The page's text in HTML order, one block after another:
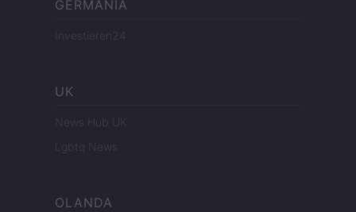
GERMANIA
Investieren24
UK
News Hub UK
Lgbtq News
OLANDA